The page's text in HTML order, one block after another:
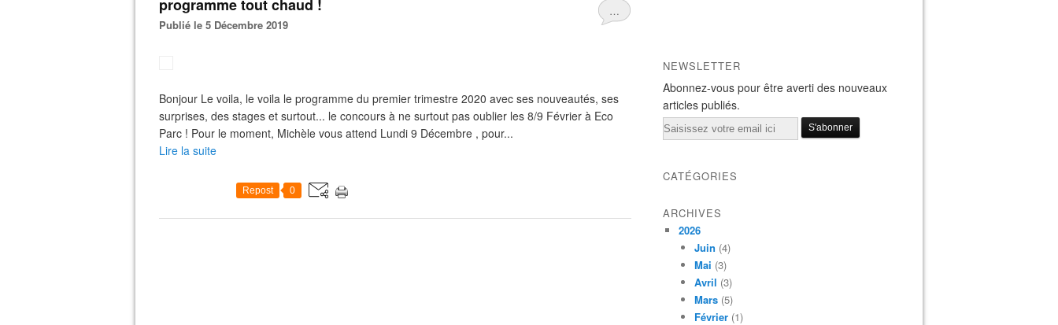
…
programme tout chaud !
Publié le 5 Décembre 2019
Bonjour Le voila, le voila le programme du premier trimestre 2020 avec ses nouveautés, ses
surprises, des stages et surtout... le concours à ne surtout pas oublier les 8/9 Février à Eco
Parc ! Pour le moment, Michèle vous attend Lundi 9 Décembre , pour...
Lire la suite
Repost 0
NEWSLETTER
Abonnez-vous pour être averti des nouveaux
articles publiés.
Email
CATÉGORIES
ARCHIVES
2026
Juin (4)
Mai (3)
Avril (3)
Mars (5)
Février (1)